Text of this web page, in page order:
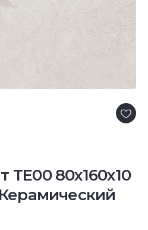
TE00 80x160x10